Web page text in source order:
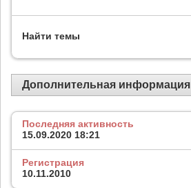
Найти темы
Дополнительная информация
Последняя активность
15.09.2020 18:21
Регистрация
10.11.2010